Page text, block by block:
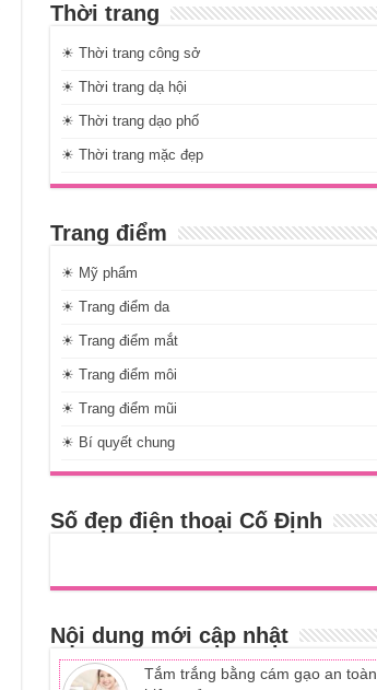
Thời trang
☀ Thời trang công sở
☀ Thời trang dạ hội
☀ Thời trang dạo phố
☀ Thời trang mặc đẹp
Trang điểm
☀ Mỹ phẩm
☀ Trang điểm da
☀ Trang điểm mắt
☀ Trang điểm môi
☀ Trang điểm mũi
☀ Bí quyết chung
Số đẹp điện thoại Cố Định
Nội dung mới cập nhật
Tắm trắng bằng cám gạo an toàn